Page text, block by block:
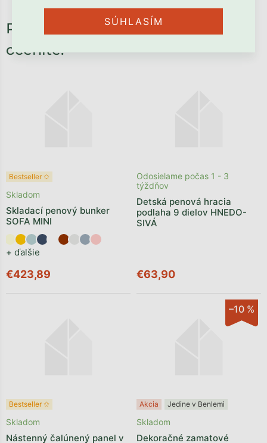
SÚHLASÍM
Potrebné príslušenstvo, ktoré
oceníte:
Bestseller ✩
Skladací penový bunker
SOFA MINI
+ ďalšie
Skladom
€423,89
Detská penová hracia
podlaha 9 dielov HNEDO-
SIVÁ
Odosielame počas 1 - 3
týždňov
€63,90
Bestseller ✩
Nástenný čalúnený panel v
Skladom
–10 %
Akcia Jedine v Benlemi
Dekoračné zamatové
Skladom